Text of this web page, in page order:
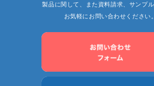
製品に関して、また資料請求、サンプ
お気軽にお問い合わせください。